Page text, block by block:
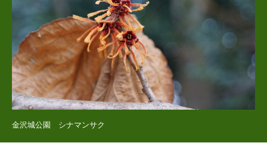
金沢城公園 シナマンサク